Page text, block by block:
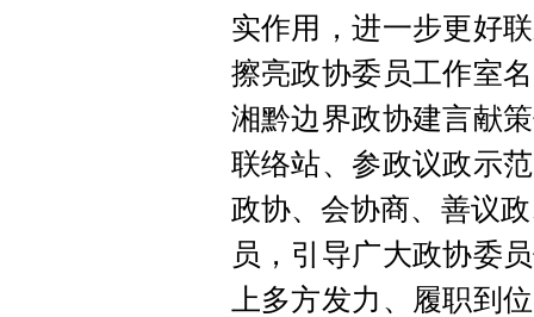
实作用，进一步更好
擦亮政协委员工作室
湘黔边界政协建言献
联络站、参政议政示
政协、会协商、善议
员，引导广大政协委
上多方发力、履职到